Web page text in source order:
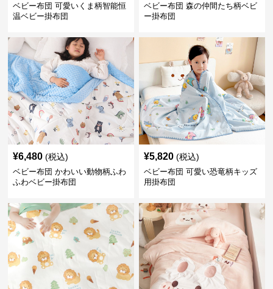
ベビー布団 可愛いくま柄智能恒
温ベビー掛布団
ベビー布団 森の仲間たち柄ベビ
ー掛布団
¥6,480 (税込)
ベビー布団 かわいい動物柄ふわ
ふわベビー掛布団
¥5,820 (税込)
ベビー布団 可愛い恐竜柄キッズ
用掛布団